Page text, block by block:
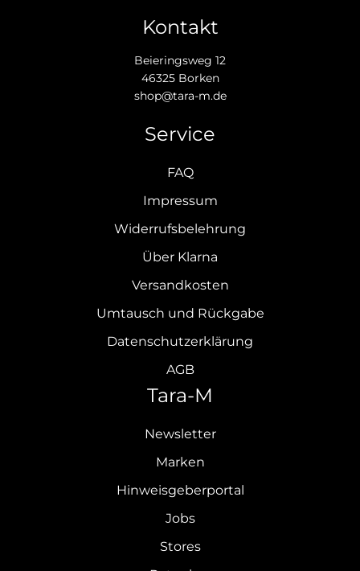
Kontakt
Beieringsweg 12
46325 Borken
shop@tara-m.de
Service
FAQ
Impressum
Widerrufsbelehrung
Über Klarna
Versandkosten
Umtausch und Rückgabe
Datenschutzerklärung
AGB
Tara-M
Newsletter
Marken
Hinweisgeberportal
Jobs
Stores